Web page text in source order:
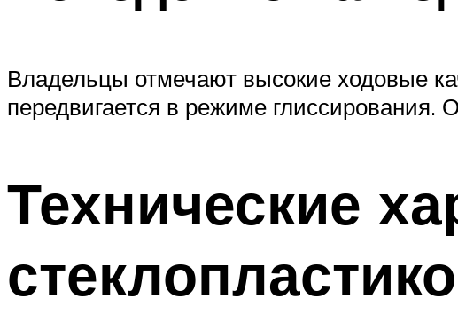
Владельцы отмечают высокие ходовые
передвигается в режиме
Технические